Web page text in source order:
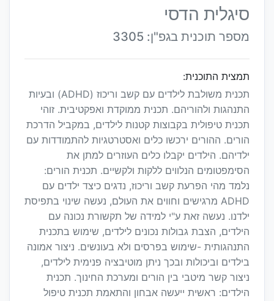
סיגלית הדסי
מספר תוכנית בגפ"ן: 3305
תמצית התוכנית:
תכנית משולבת לילדים עם קשב וריכוז (ADHD) ובעיות
התנהגות ולהוריהם. תכנית ממוקדת ואפקטיבית. זוהי
תכנית טיפולית בקבוצות קטנות לילדים, במקביל הדרכת
הורים. ההורים ירכשו כלים ואסטרטגיות להתמודדות עם
ילדיהם. הילדים יקבלו כלים העוזרים למתן את
הסימפטומים הנלווים ללקות ולקשיים. תכנית הורים:
נלמד מהי הפרעת קשב וריכוז, נדגים כיצד ילדים עם
ADHD מרגישים וחווים את העולם, נעשה שינוי בתפיסת
ילדנו. נעשה זאת ע"י למידה של תקשורת נכונה עם
הילדים, הצבת גבולות נכונים לילדים, שימוש בתכנית
התנהגותית -שימוש בפרסים ולא בעונשים. ניצור אמונה
בילדים וביכולות ובכך ניתן מוטיבציה פנימית לילדים,
ניצור קשר מיטבי בין הורים ומערכת החינוך. תכנית
הילדים: ראשית ייעשה אבחון והתאמת תכנית טיפול